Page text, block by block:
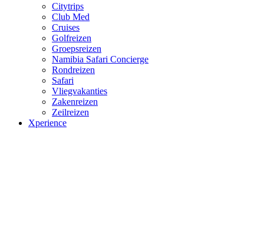
Citytrips
Club Med
Cruises
Golfreizen
Groepsreizen
Namibia Safari Concierge
Rondreizen
Safari
Vliegvakanties
Zakenreizen
Zeilreizen
Xperience